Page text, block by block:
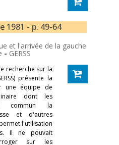
1981 - p. 49-64
et l'arrivée de la gauche
- GERSS
recherche sur la
présente la
une équipe de
dont les
commun la
et d'autres
l'utilisation
Il ne pouvait
sur les